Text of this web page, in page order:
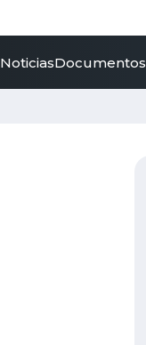
NoticiasDocumentos